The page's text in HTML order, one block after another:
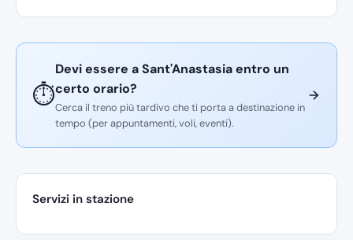
⏱️
Devi essere a Sant'Anastasia entro un
certo orario?
Cerca il treno più tardivo che ti porta a destinazione in
tempo (per appuntamenti, voli, eventi).
Servizi in stazione